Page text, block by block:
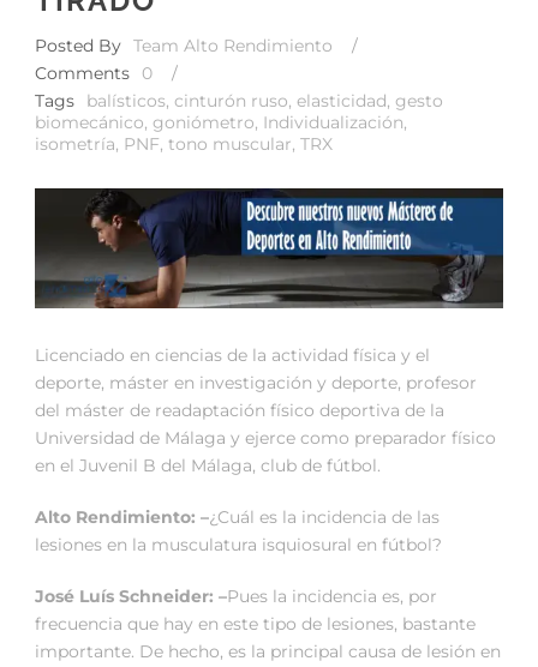
Posted By Team Alto Rendimiento
/
Comments
0
/
Tags
balísticos, cinturón ruso, elasticidad, gesto
biomecánico, goniómetro, Individualización,
isometría, PNF, tono muscular, TRX
Licenciado en ciencias de la actividad física y el
deporte, máster en investigación y deporte, profesor
del máster de readaptación físico deportiva de la
Universidad de Málaga y ejerce como preparador físico
en el Juvenil B del Málaga, club de fútbol.
Alto Rendimiento: –¿Cuál es la incidencia de las
lesiones en la musculatura isquiosural en fútbol?
José Luís Schneider: –Pues la incidencia es, por
frecuencia que hay en este tipo de lesiones, bastante
importante. De hecho, es la principal causa de lesión en